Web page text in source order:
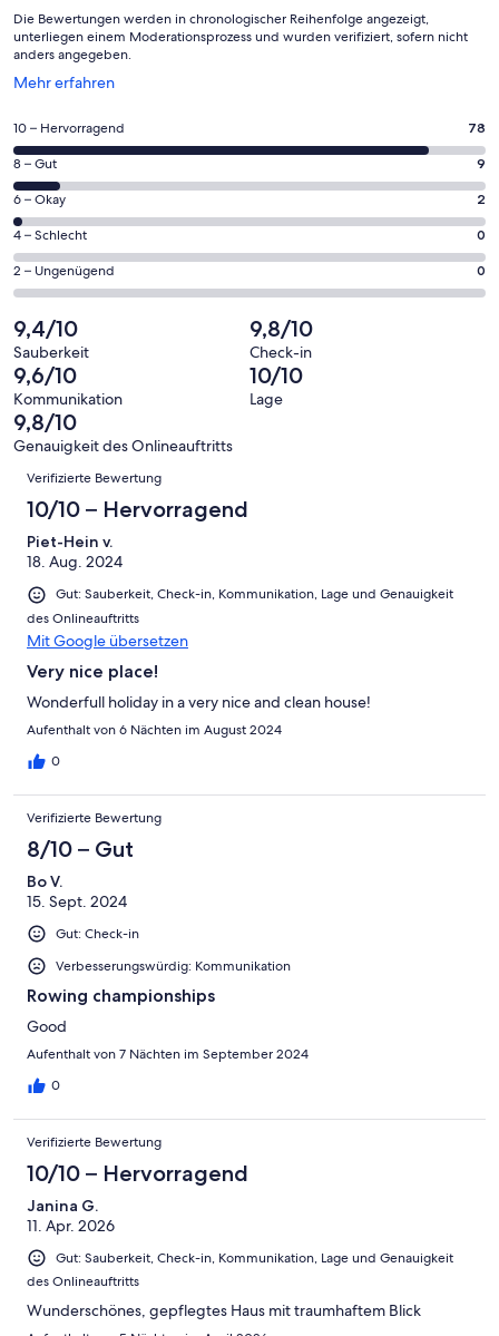
Die Bewertungen werden in chronologischer Reihenfolge angezeigt,
unterliegen einem Moderationsprozess und wurden verifiziert, sofern nicht
anders angegeben.
Mehr erfahren
Wird
einem
neuen
Fenster
geöffnet
78
von
insgesamt
89
Gästebewertungen
haben
eine
Bewertung
von
10
-
Hervorragend
10 – Hervorragend 78
9
von
insgesamt
89
Gästebewertungen
haben
Bewertung
von
8
-
Gut
8 – Gut 9
2
von
insgesamt
89
Gästebewertungen
haben
eine
Bewertung
von
6
-
Okay
6 – Okay 2
0
von
insgesamt
Gästebewertungen
haben
eine
Bewertung
von
4
Schlecht
4 – Schlecht 0
0
von
insgesamt
89
Gästebewertungen
haben
eine
Bewertung
Ungenügend
2 – Ungenügend 0
9,4/10
Sauberkeit
9,8/10
Check-in
9,6/10
Kommunikation
10/10
Lage
9,8/10
Genauigkeit des Onlineauftritts
Bewertungen
Verifizierte Bewertung
10/10 – Hervorragend
Piet-Hein v.
18. Aug. 2024
Gut: Sauberkeit, Check-in, Kommunikation, Lage und Genauigkeit
des Onlineauftritts
Mit Google übersetzen
Very nice place!
Wonderfull holiday in a very nice and clean house!
Aufenthalt von 6 Nächten im August 2024
0
Verifizierte Bewertung
8/10 – Gut
Bo V.
15. Sept. 2024
Gut: Check-in
Verbesserungswürdig: Kommunikation
Rowing championships
Good
Aufenthalt von 7 Nächten im September 2024
0
Verifizierte Bewertung
10/10 – Hervorragend
Janina G.
11. Apr. 2026
Gut: Sauberkeit, Check-in, Kommunikation, Lage und Genauigkeit
des Onlineauftritts
Wunderschönes, gepflegtes Haus mit traumhaftem Blick